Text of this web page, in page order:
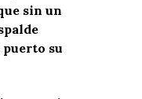
sin un
su